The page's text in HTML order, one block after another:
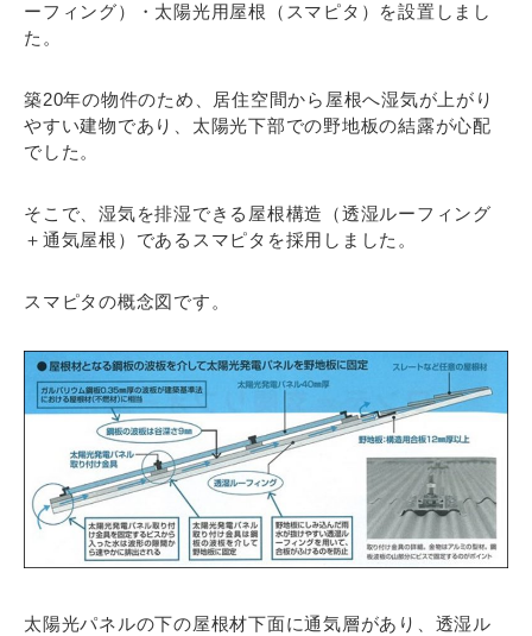
ーフィング）・太陽光用屋根（スマピタ）を設置しまし
た。
築20年の物件のため、居住空間から屋根へ湿気が上がり
やすい建物であり、太陽光下部での野地板の結露が心配
でした。
そこで、湿気を排湿できる屋根構造（透湿ルーフィング
＋通気屋根）であるスマピタを採用しました。
スマピタの概念図です。
太陽光パネルの下の屋根材下面に通気層があり、透湿ル